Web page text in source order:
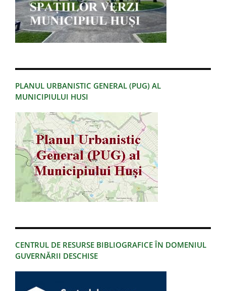
PLANUL URBANISTIC GENERAL (PUG) AL
MUNICIPIULUI HUSI
CENTRUL DE RESURSE BIBLIOGRAFICE ÎN DOMENIUL
GUVERNĂRII DESCHISE